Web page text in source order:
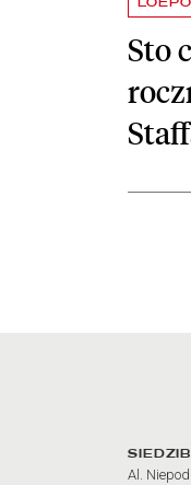
Sto
Al.